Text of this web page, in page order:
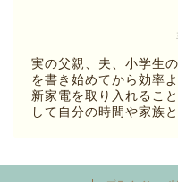
実の父親、夫、小学生
を書き始めてから効率
新家電を取り入れるこ
して自分の時間や家族